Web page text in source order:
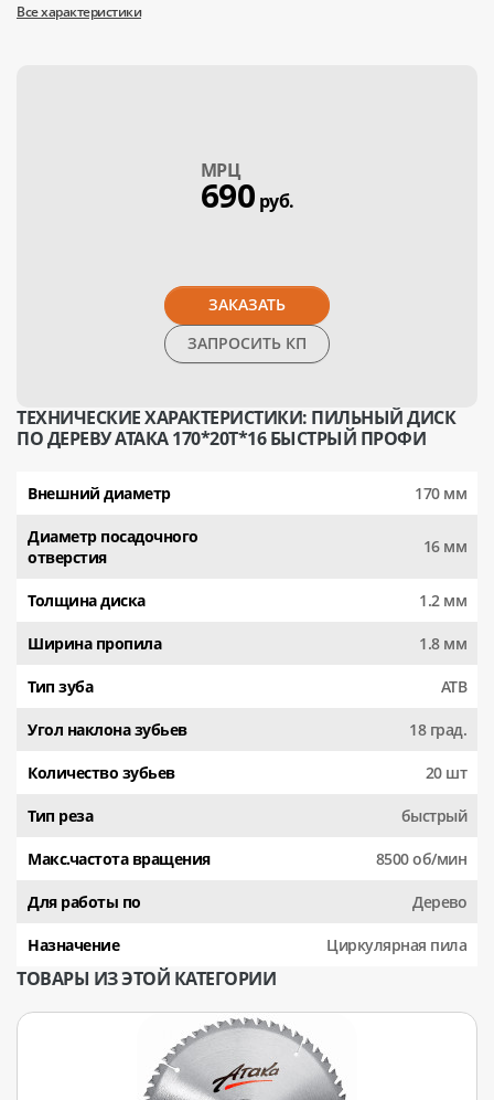
Все характеристики
МPЦ
690 руб.
ЗАКАЗАТЬ
ЗАПРОСИТЬ КП
ТЕХНИЧЕСКИЕ ХАРАКТЕРИСТИКИ: ПИЛЬНЫЙ ДИСК
ПО ДЕРЕВУ АТАКА 170*20T*16 БЫСТРЫЙ ПРОФИ
Внешний диаметр 170 мм
Диаметр посадочного
отверстия
16 мм
Толщина диска 1.2 мм
Ширина пропила 1.8 мм
Тип зуба АТВ
Угол наклона зубьев 18 град.
Количество зубьев 20 шт
Тип реза быстрый
Макс.частота вращения 8500 об/мин
Для работы по Дерево
Назначение Циркулярная пила
ТОВАРЫ ИЗ ЭТОЙ КАТЕГОРИИ